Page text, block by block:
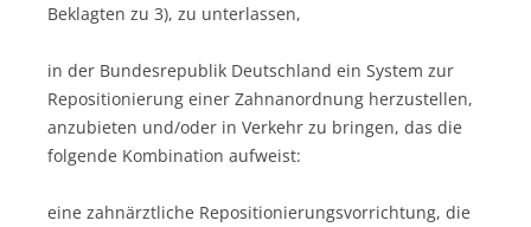
Beklagten zu 3), zu unterlassen,
in der Bundesrepublik Deutschland ein System zur
Repositionierung einer Zahnanordnung herzustellen,
anzubieten und/oder in Verkehr zu bringen, das die
folgende Kombination aufweist:
eine zahnärztliche Repositionierungsvorrichtung, die